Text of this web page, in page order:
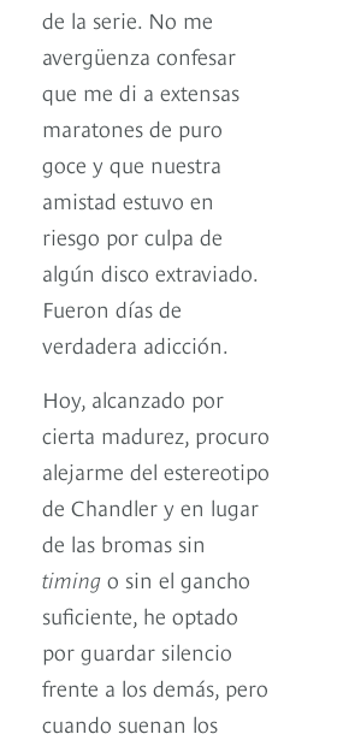
de la serie. No me
avergüenza confesar
que me di a extensas
maratones de puro
goce y que nuestra
amistad estuvo en
riesgo por culpa de
algún disco extraviado.
Fueron días de
verdadera adicción.
Hoy, alcanzado por
cierta madurez, procuro
alejarme del estereotipo
de Chandler y en lugar
de las bromas sin
timing o sin el gancho
suficiente, he optado
por guardar silencio
frente a los demás, pero
cuando suenan los